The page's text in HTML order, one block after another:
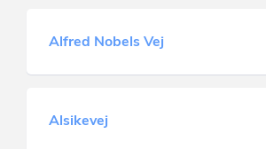
Alfred Nobels Vej
Alsikevej